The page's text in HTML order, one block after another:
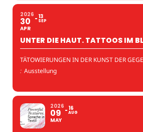
2026
30
APR
13
SEP
UNTER DIE HAUT. TATTOOS IM
TÄTOWIERUNGEN IN DER KUNST DER
: Ausstellung
2026
09
MAY
16
AUG